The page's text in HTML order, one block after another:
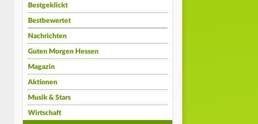
Bestgeklickt
Bestbewertet
Nachrichten
Guten Morgen Hessen
Magazin
Aktionen
Musik & Stars
Wirtschaft